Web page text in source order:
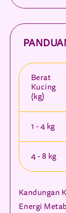
Berat
Kucing
(kg)
1 - 4 kg
4 - 8 kg
Kandungan
Energi